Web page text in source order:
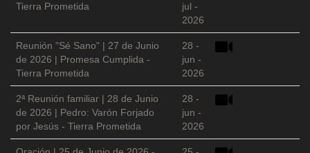
Tierra Prometida
jul -
2026
Reunión "Sé Sano" | 27 de Junio
de 2026 | Promesa Cumplida -
Tierra Prometida
28 -
jun -
2026
2ª Reunión familiar | 28 de Junio
de 2026 | Pedro: Varón Forjado
por Jesús - Tierra Prometida
28 -
jun -
2026